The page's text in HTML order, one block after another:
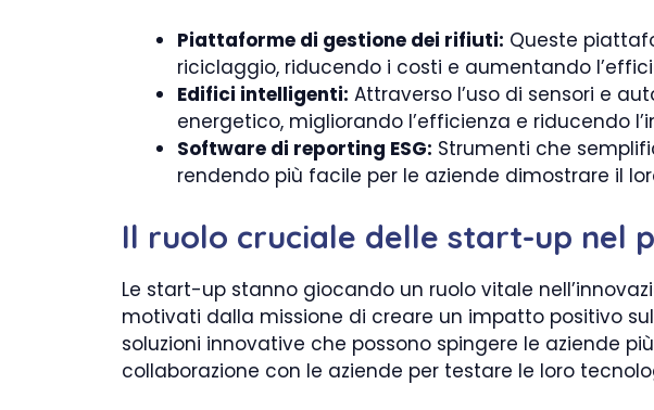
Piattaforme di gestione dei rifiuti: Queste
riciclaggio, riducendo i costi e aumentando
Edifici intelligenti: Attraverso l’uso di sensori e
energetico, migliorando l’efficienza e riducendo
Software di reporting ESG: Strumenti che
rendendo più facile per le aziende dimostrare il
Il ruolo cruciale delle start-up nel
Le start-up stanno giocando un ruolo vitale
motivati dalla missione di creare un impatto positivo
soluzioni innovative che possono spingere le aziende
collaborazione con le aziende per testare le loro